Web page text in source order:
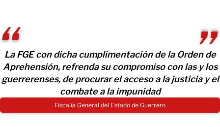
La FGE con dicha cumplimentación de la Orden de
Aprehensión, refrenda su compromiso con las y los
guerrerenses, de procurar el acceso a la justicia y el
combate a la impunidad
Fiscalía General del Estado de Guerrero